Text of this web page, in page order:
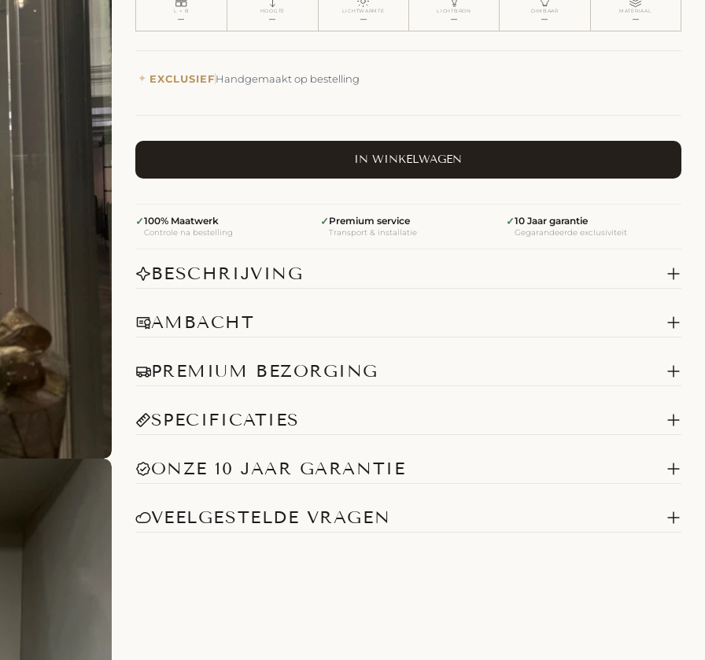
L × B
—
HOOGTE
—
LICHTWARMTE
—
LICHTBRON
—
DIMBAAR
—
MATERIAAL
—
✦ EXCLUSIEFHandgemaakt op bestelling
IN WINKELWAGEN
✓100% Maatwerk
Controle na bestelling
✓ Premium service
Transport & installatie
✓10 Jaar garantie
Gegarandeerde exclusiviteit
BESCHRIJVING
AMBACHT
PREMIUM BEZORGING
SPECIFICATIES
ONZE 10 JAAR GARANTIE
VEELGESTELDE VRAGEN